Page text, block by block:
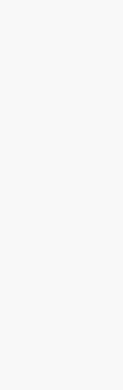
Kimi，请务必在每